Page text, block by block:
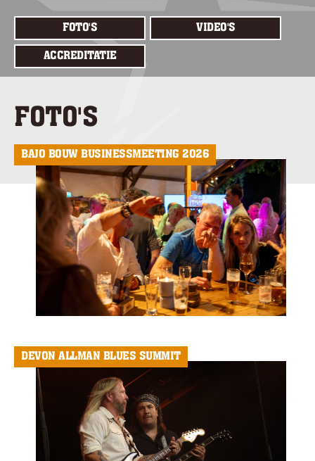
TICKETS
FOTO'S VIDEO'S
ACCREDITATIE
FOTO'S
BAJO BOUW BUSINESSMEETING 2026
DEVON ALLMAN BLUES SUMMIT